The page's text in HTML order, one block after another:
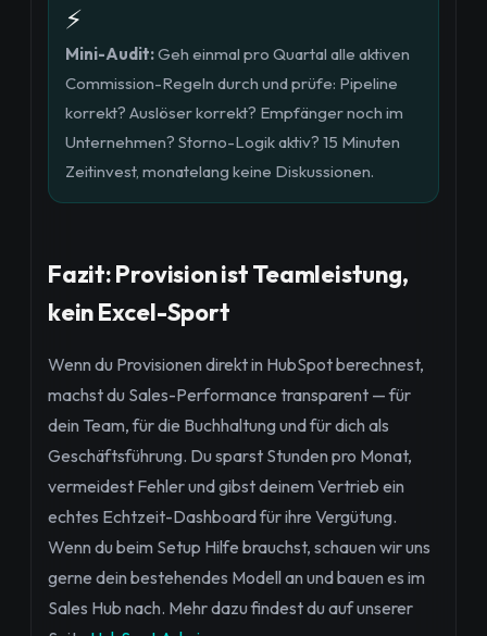
⚡
Mini-Audit:Geh einmal pro Quartal alle aktiven
Commission-Regeln durch und prüfe: Pipeline
korrekt? Auslöser korrekt? Empfänger noch im
Unternehmen? Storno-Logik aktiv? 15 Minuten
Zeitinvest, monatelang keine Diskussionen.
Fazit: Provision ist Teamleistung,
kein Excel-Sport
Wenn du Provisionen direkt in HubSpot berechnest,
machst du Sales-Performance transparent — für
dein Team, für die Buchhaltung und für dich als
Geschäftsführung. Du sparst Stunden pro Monat,
vermeidest Fehler und gibst deinem Vertrieb ein
echtes Echtzeit-Dashboard für ihre Vergütung.
Wenn du beim Setup Hilfe brauchst, schauen wir uns
gerne dein bestehendes Modell an und bauen es im
Sales Hub nach. Mehr dazu findest du auf unserer